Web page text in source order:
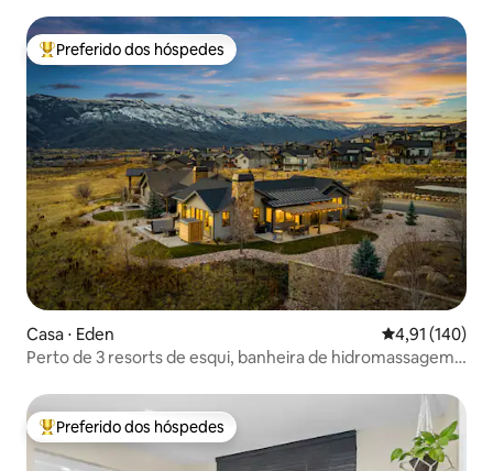
Entre os melhores preferidos dos hóspedes
Preferido dos hóspedes
Casa ⋅ Eden 4,91 de uma
4,91 (140)
Perto de 3 resorts de esqui, banheira de hidromassagem,
Entre os melhores preferidos dos hóspedes
Preferido dos hóspedes